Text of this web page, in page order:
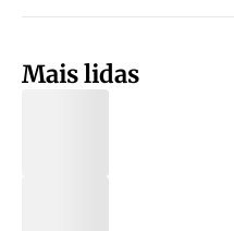
Mais lidas